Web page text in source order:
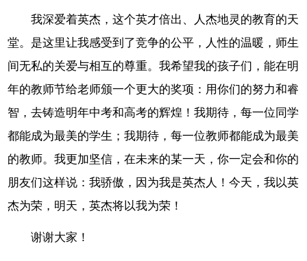
我深爱着英杰，这个英才倍出、人杰地灵的教育的天
堂。是这里让我感受到了竞争的公平，人性的温暖，师生
间无私的关爱与相互的尊重。我希望我的孩子们，能在明
年的教师节给老师颁一个更大的奖项：用你们的努力和睿
智，去铸造明年中考和高考的辉煌！我期待，每一位同学
都能成为最美的学生；我期待，每一位教师都能成为最美
的教师。我更加坚信，在未来的某一天，你一定会和你的
朋友们这样说：我骄傲，因为我是英杰人！今天，我以英
杰为荣，明天，英杰将以我为荣！
谢谢大家！